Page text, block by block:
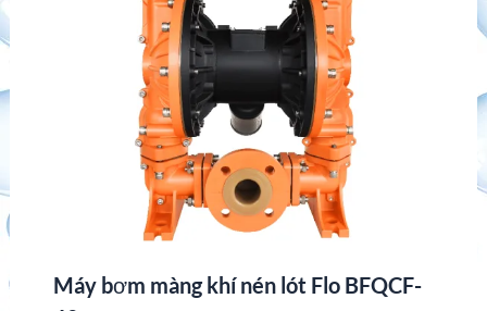
Máy bơm màng khí nén lót Flo BFQCF-